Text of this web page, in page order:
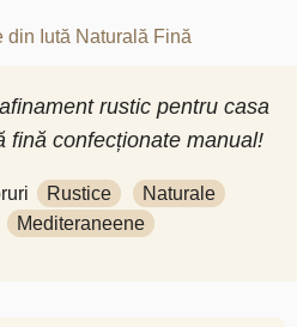
din Iută Naturală Fină
rustic pentru casa
fină confecționate manual!
Rustice
Naturale
Mediteraneene